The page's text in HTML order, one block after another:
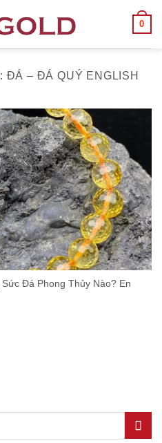
0
ĐÁ – ĐÁ QUÝ ENGLISH
Đá Phong Thủy Nào? En